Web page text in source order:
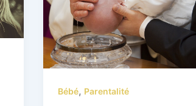
Bébé, Parentalité